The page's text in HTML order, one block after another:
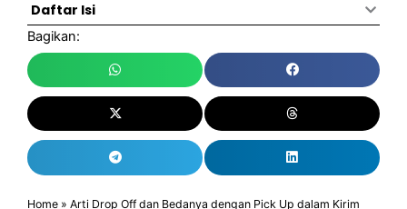
Daftar Isi
Bagikan:
Home » Arti Drop Off dan Bedanya dengan Pick Up dalam Kirim